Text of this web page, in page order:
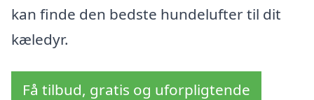
kan finde den bedste hundelufter til dit
kæledyr.
Få tilbud, gratis og uforpligtende